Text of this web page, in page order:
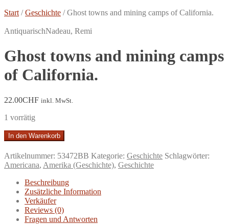
Start /Geschichte /Ghost towns and mining camps of California.
AntiquarischNadeau, Remi
Ghost towns and mining camps
of California.
22.00CHF inkl. MwSt.
1 vorrätig
Ghost
towns
and
mining
camps
California.
Menge
In den Warenkorb
Artikelnummer: 53472BB Kategorie: Geschichte Schlagwörter:
Americana, Amerika (Geschichte), Geschichte
Beschreibung
Zusätzliche Information
Verkäufer
Reviews (0)
Fragen und Antworten